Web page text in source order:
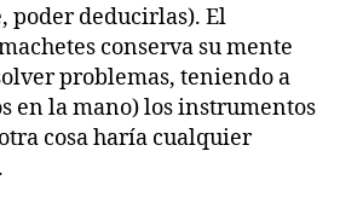
poder deducirlas). El
conserva su mente
problemas, teniendo a
en la mano) los instrumentos
cosa haría cualquier